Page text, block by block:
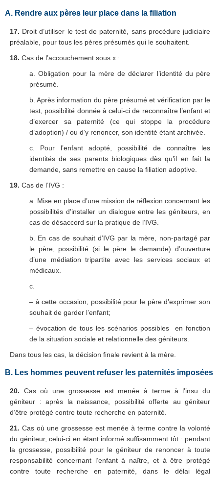
A. Rendre aux pères leur place dans la filiation
17. Droit d’utiliser le test de paternité, sans procédure judiciaire
préalable, pour tous les pères présumés qui le souhaitent.
18. Cas de l’accouchement sous x :
a. Obligation pour la mère de déclarer l’identité du père
présumé.
b. Après information du père présumé et vérification par le
test, possibilité donnée à celui-ci de reconnaître l’enfant et
d’exercer sa paternité (ce qui stoppe la procédure
d’adoption) / ou d’y renoncer, son identité étant archivée.
c. Pour l’enfant adopté, possibilité de connaître les
identités de ses parents biologiques dès qu’il en fait la
demande, sans remettre en cause la filiation adoptive.
19. Cas de l’IVG :
a. Mise en place d’une mission de réflexion concernant les
possibilités d’installer un dialogue entre les géniteurs, en
cas de désaccord sur la pratique de l’IVG.
b. En cas de souhait d’IVG par la mère, non-partagé par
le père, possibilité (si le père le demande) d’ouverture
d’une médiation tripartite avec les services sociaux et
médicaux.
c.
– à cette occasion, possibilité pour le père d’exprimer son
souhait de garder l’enfant;
– évocation de tous les scénarios possibles en fonction
de la situation sociale et relationnelle des géniteurs.
Dans tous les cas, la décision finale revient à la mère.
B. Les hommes peuvent refuser les paternités imposées
20. Cas où une grossesse est menée à terme à l’insu du
géniteur : après la naissance, possibilité offerte au géniteur
d’être protégé contre toute recherche en paternité.
21. Cas où une grossesse est menée à terme contre la volonté
du géniteur, celui-ci en étant informé suffisamment tôt : pendant
la grossesse, possibilité pour le géniteur de renoncer à toute
responsabilité concernant l’enfant à naître, et à être protégé
contre toute recherche en paternité, dans le délai légal